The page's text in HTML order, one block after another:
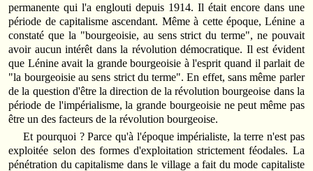
permanente qui l'a englouti depuis 1914. Il était encore dans une
période de capitalisme ascendant. Même à cette époque, Lénine a
constaté que la "bourgeoisie, au sens strict du terme", ne pouvait
avoir aucun intérêt dans la révolution démocratique. Il est évident
que Lénine avait la grande bourgeoisie à l'esprit quand il parlait de
"la bourgeoisie au sens strict du terme". En effet, sans même parler
de la question d'être la direction de la révolution bourgeoise dans la
période de l'impérialisme, la grande bourgeoisie ne peut même pas
être un des facteurs de la révolution bourgeoise.
Et pourquoi ? Parce qu'à l'époque impérialiste, la terre n'est pas
exploitée selon des formes d'exploitation strictement féodales. La
pénétration du capitalisme dans le village a fait du mode capitaliste